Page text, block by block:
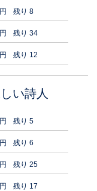
残り 8
残り 34
残り 12
い詩人
残り 5
残り 6
残り 25
残り 17